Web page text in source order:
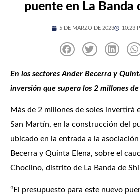
puente en La Banda
5 DE MARZO DE 2023 10:23
En los sectores Ander Becerra y
inversión que supera los 2 millones de
Más de 2 millones de soles invertirá
San Martín, en la construcción del
ubicado en la entrada a la
Becerra y Quinta Elena, sobre el
Choclino, distrito de La Banda de
“El presupuesto para este nuevo